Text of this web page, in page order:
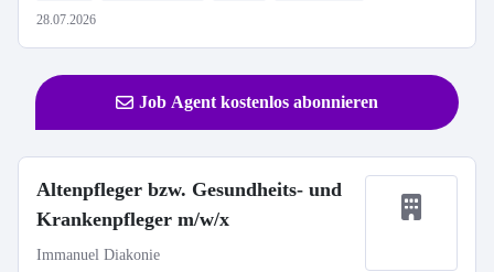
28.07.2026
Job Agent kostenlos abonnieren
Altenpfleger bzw. Gesundheits- und
Krankenpfleger m/w/x
Immanuel Diakonie